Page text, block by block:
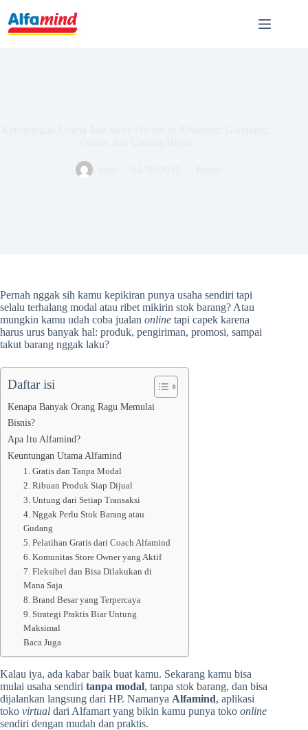
Pernah nggak sih kamu kepikiran punya usaha sendiri tapi
selalu terhalang modal atau ribet mikirin stok barang? Atau
mungkin kamu udah coba jualan online tapi capek karena
harus urus banyak hal: produk, pengiriman, promosi, sampai
takut barang nggak laku?
Daftar isi
Kenapa Banyak Orang Ragu Memulai
Bisnis?
Apa Itu Alfamind?
Keuntungan Utama Alfamind
1. Gratis dan Tanpa Modal
2. Ribuan Produk Siap Dijual
3. Untung dari Setiap Transaksi
4. Nggak Perlu Stok Barang atau
Gudang
5. Pelatihan Gratis dari Coach Alfamind
6. Komunitas Store Owner yang Aktif
7. Fleksibel dan Bisa Dilakukan di
Mana Saja
8. Brand Besar yang Terpercaya
9. Strategi Praktis Biar Untung
Maksimal
Baca Juga
Kalau iya, ada kabar baik buat kamu. Sekarang kamu bisa
mulai usaha sendiri tanpa modal, tanpa stok barang, dan bisa
dijalankan langsung dari HP. Namanya Alfamind, aplikasi
toko virtual dari Alfamart yang bikin kamu punya toko online
sendiri dengan mudah dan praktis.